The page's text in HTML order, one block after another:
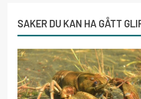
SAKER DU KAN HA GÅTT